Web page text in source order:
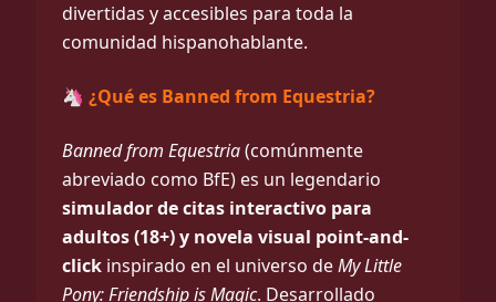
divertidas y accesibles para toda la
comunidad hispanohablante.
🦄 ¿Qué es Banned from Equestria?
Banned from Equestria(comúnmente
abreviado como BfE) es un legendario
simulador de citas interactivo para
adultos (18+) y novela visual point-and-
click inspirado en el universo deMy Little
Pony: Friendship is Magic. Desarrollado